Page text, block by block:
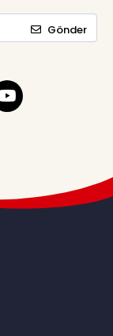
Gönder